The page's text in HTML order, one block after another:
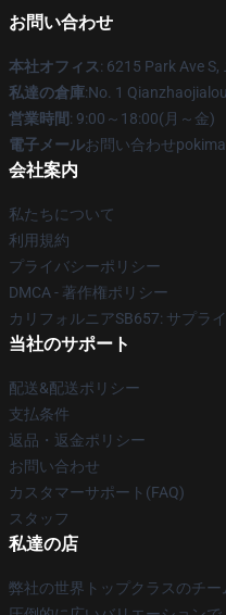
お問い合わせ
本社オフィス: 6215 Park Ave
私達の倉庫:No. 1
営業時間: 9:00～18:00(月～金)
電子メールお問い合わせ
会社案内
私たちについて
利用規約
プライバシーポリシー
DMCA - 著作権ポリシー
カリフォルニアSB657: サプラ
当社のサポート
配送&配送ポリシー
支払条件
返品・返金ポリシー
お問い合わせ
カスタマーサポート(FAQ)
スタッフ
私達の店
弊社の世界トップクラスのチー